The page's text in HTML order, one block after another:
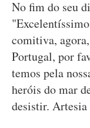
No fim do seu
comitiva,
Portugal, por
temos pela
heróis do mar
desistir. Artesia